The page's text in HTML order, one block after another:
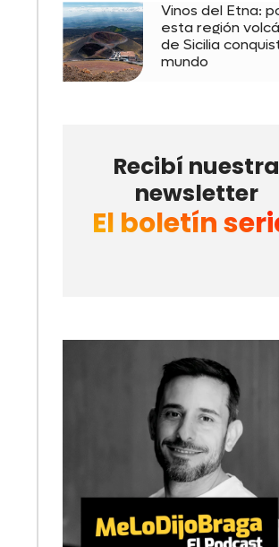
Vinos del Etna:
esta región
de Sicilia
mundo
Recibí nuestra
newsletter
El boletín